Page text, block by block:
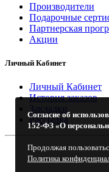
Производители
Подарочные
Партнерская
Акции
Личный Кабинет
Личный Кабинет
История заказов
Закладки
Рассылка
Согласие об
152-ФЗ «О
Продолжая
Политика